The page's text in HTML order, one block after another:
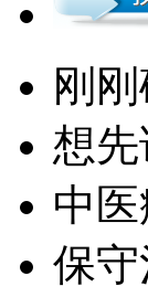
刚
想
中
保